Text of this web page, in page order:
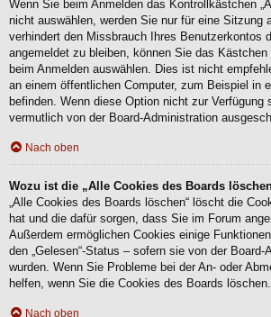
Wenn Sie beim Anmelden das Kontrollkästchen
nicht auswählen, werden Sie nur für eine Sitzung
verhindert den Missbrauch Ihres Benutzerkontos
angemeldet zu bleiben, können Sie das Kästchen
beim Anmelden auswählen. Dies ist nicht
an einem öffentlichen Computer, zum Beispiel in
befinden. Wenn diese Option nicht zur Verfügung
vermutlich von der Board-Administration
Nach oben
Wozu ist die „Alle Cookies des Boards
„Alle Cookies des Boards löschen“ löscht die
hat und die dafür sorgen, dass Sie im Forum
Außerdem ermöglichen Cookies einige
den „Gelesen“-Status – sofern sie von der
wurden. Wenn Sie Probleme bei der An- oder
helfen, wenn Sie die Cookies des Boards löschen.
Nach oben